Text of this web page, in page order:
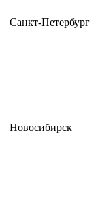
Санкт-Петербург
Новосибирск